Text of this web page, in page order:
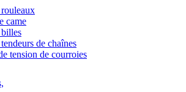
came
de chaînes
tension de courroies